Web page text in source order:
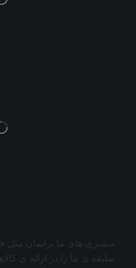
مشتری های ما برایمان مثل
سلیقه ی ما را در ارائه ی